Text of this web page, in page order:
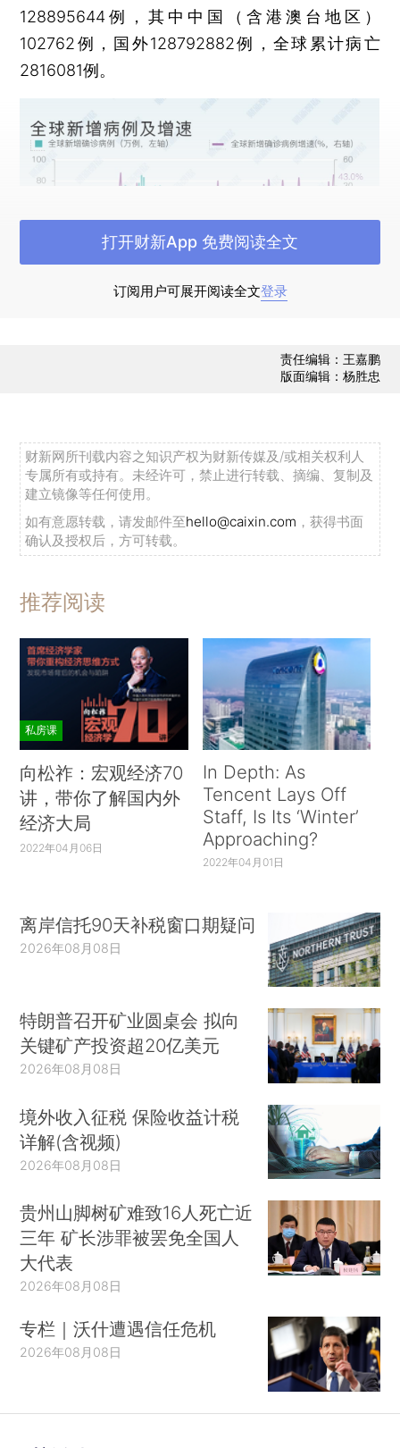
128895644例，其中中国（含港澳台地区）
102762例，国外128792882例，全球累计病亡
2816081例。
从不同大洲来看，2021年3月以来各洲疫情再
现抬头趋势。欧洲近期新增确诊数量急速回升，上
周（2021年3月21日至3月27日）新增确诊152万
例，位列第一。亚洲新增确诊病例升至高位，上周
（3月21日至3月27日）新增确诊98万例。拉丁美
洲新增确诊病例突破历史最高记录，上周（3月21
日至3月27日）新增确诊88万例。美国和加拿大每
周新增确诊数量在2021年1月初达到峰值后持续下
降，上周（3月21日至3月27日）新增确诊47万
例。大洋洲每周新增确诊数量保持低位，疫情得到
一定程度的控制。
点击观看大图
2021年3月31日，巴西新增确诊病例90638
新增53480例、土耳其增39302例、波兰新增
32891例、德国新增25014例、意大利新增23887
例、阿根廷新增16056例、秘鲁新增15686例。近
期，全球新增确诊病例再度反弹，巴西、土耳其、
订阅用户可展开阅读全文登录
打开财新App 免费阅读全文
责任编辑：王嘉鹏
版面编辑：杨胜忠
财新网所刊载内容之知识产权为财新传媒及/或相关权利人
专属所有或持有。未经许可，禁止进行转载、摘编、复制及
建立镜像等任何使用。
如有意愿转载，请发邮件至hello@caixin.com ，获得书面
确认及授权后，方可转载。
推荐阅读
私房课
向松祚：宏观经济70
讲，带你了解国内外
经济大局
2022年04月06日
In Depth: As
Tencent Lays Off
Staff, Is Its ‘Winter’
Approaching?
2022年04月01日
离岸信托90天补税窗口期疑问
2026年08月08日
特朗普召开矿业圆桌会 拟向
关键矿产投资超20亿美元
2026年08月08日
境外收入征税 保险收益计税
详解(含视频)
2026年08月08日
贵州山脚树矿难致16人死亡近
三年 矿长涉罪被罢免全国人
大代表
2026年08月08日
专栏｜沃什遭遇信任危机
2026年08月08日